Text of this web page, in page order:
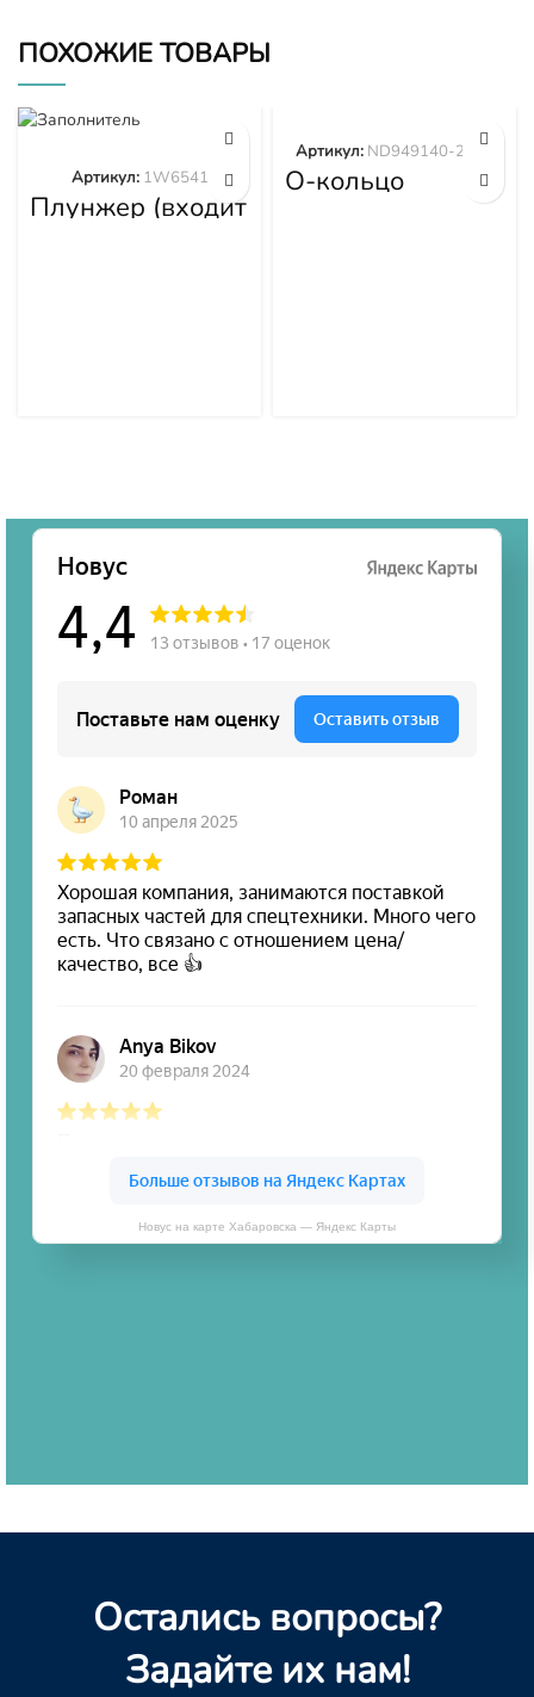
ПОХОЖИЕ ТОВАРЫ
Плунжер (входит
в 1W6539)
Артикул: 1W6541 О-кольцо
ND949140-2570
Артикул: ND949140-2570
Новус на карте Хабаровска — Яндекс Карты
Остались вопросы?
Задайте их нам!